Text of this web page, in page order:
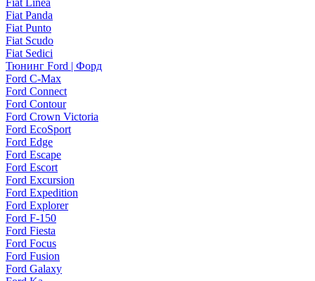
Fiat Linea
Fiat Panda
Fiat Punto
Fiat Scudo
Fiat Sedici
Тюнинг Ford | Форд
Ford C-Max
Ford Connect
Ford Contour
Ford Crown Victoria
Ford EcoSport
Ford Edge
Ford Escape
Ford Escort
Ford Excursion
Ford Expedition
Ford Explorer
Ford F-150
Ford Fiesta
Ford Focus
Ford Fusion
Ford Galaxy